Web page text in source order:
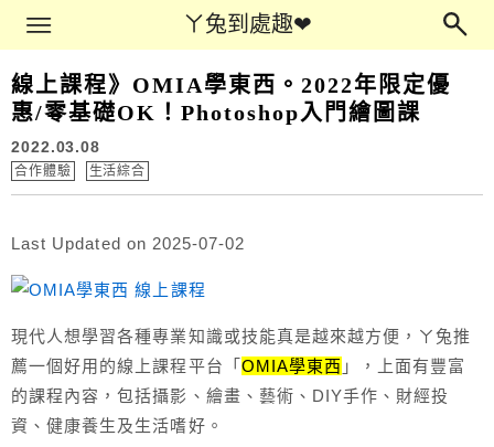
ㄚ兔到處趣❤
Main Menu
線上課程》OMIA學東西。2022年限定優
惠/零基礎OK！Photoshop入門繪圖課
2022.03.08
合作體驗 生活綜合
Last Updated on 2025-07-02
現代人想學習各種專業知識或技能真是越來越方便，ㄚ兔推
薦一個好用的線上課程平台「 OMIA學東西 」，上面有豐富
的課程內容，包括攝影、繪畫、藝術、DIY手作、財經投
資、健康養生及生活嗜好。